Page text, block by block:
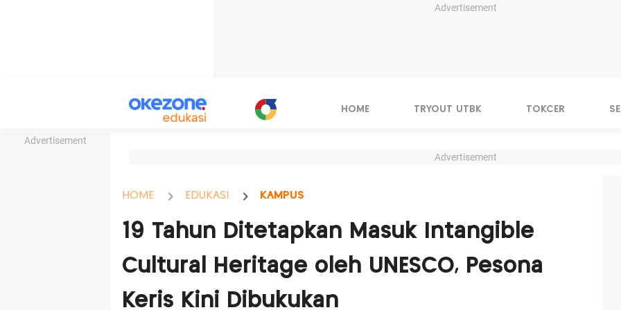
Advertisement
Advertisement
HOME TRYOUT UTBK TOKCER
Advertisement
HOME EDUKASI KAMPUS
19 Tahun Ditetapkan Masuk Intangible
Cultural Heritage oleh UNESCO, Pesona
Keris Kini Dibukukan